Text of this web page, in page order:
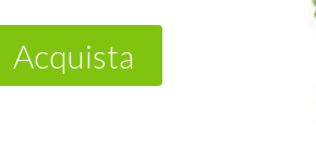
Acquista